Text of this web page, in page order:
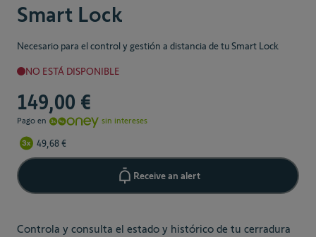
Smart Lock
Necesario para el control y gestión a distancia de tu Smart Lock
NO ESTÁ DISPONIBLE
149,00 €
Pago en sin intereses
49,68 €
Receive an alert
Controla y consulta el estado y histórico de tu cerradura